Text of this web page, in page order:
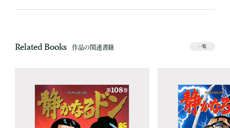
Related Books 作品の関連書籍 一覧